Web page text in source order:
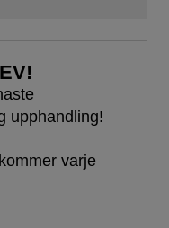
upphandling!
varje